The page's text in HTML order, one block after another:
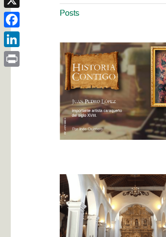
Posts
X
Facebook
LinkedIn